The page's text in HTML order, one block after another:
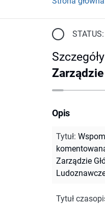
STATUS:
Opis
Tytuł:
Zarządzie
Tytuł